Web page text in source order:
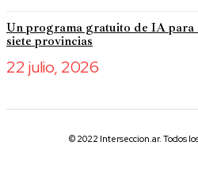
Un programa gratuito de IA para
siete provincias
22 julio, 2026
© 2022 Interseccion.ar. Todos